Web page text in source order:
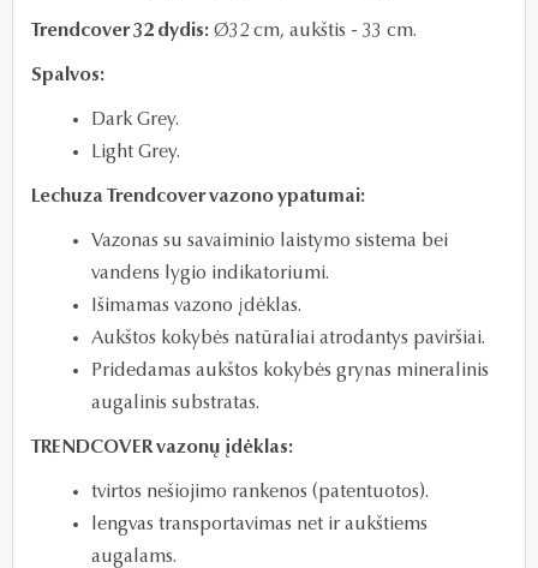
Trendcover 32 dydis: Ø32 cm, aukštis - 33 cm.
Spalvos:
Dark Grey.
Light Grey.
Lechuza Trendcover vazono ypatumai:
Vazonas su savaiminio laistymo sistema bei
vandens lygio indikatoriumi.
Išimamas vazono įdėklas.
Aukštos kokybės natūraliai atrodantys paviršiai.
Pridedamas aukštos kokybės grynas mineralinis
augalinis substratas.
TRENDCOVER vazonų įdėklas:
tvirtos nešiojimo rankenos (patentuotos).
lengvas transportavimas net ir aukštiems
augalams.